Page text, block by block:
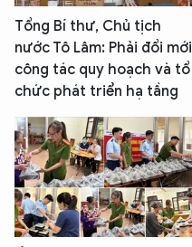
Tổng Bí thư, Chủ tịch
nước Tô Lâm: Phải đổi mới
công tác quy hoạch và tổ
chức phát triển hạ tầng